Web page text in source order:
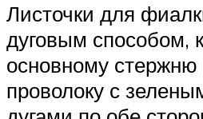
Листочки для
дуговым способом,
основному
проволоку с